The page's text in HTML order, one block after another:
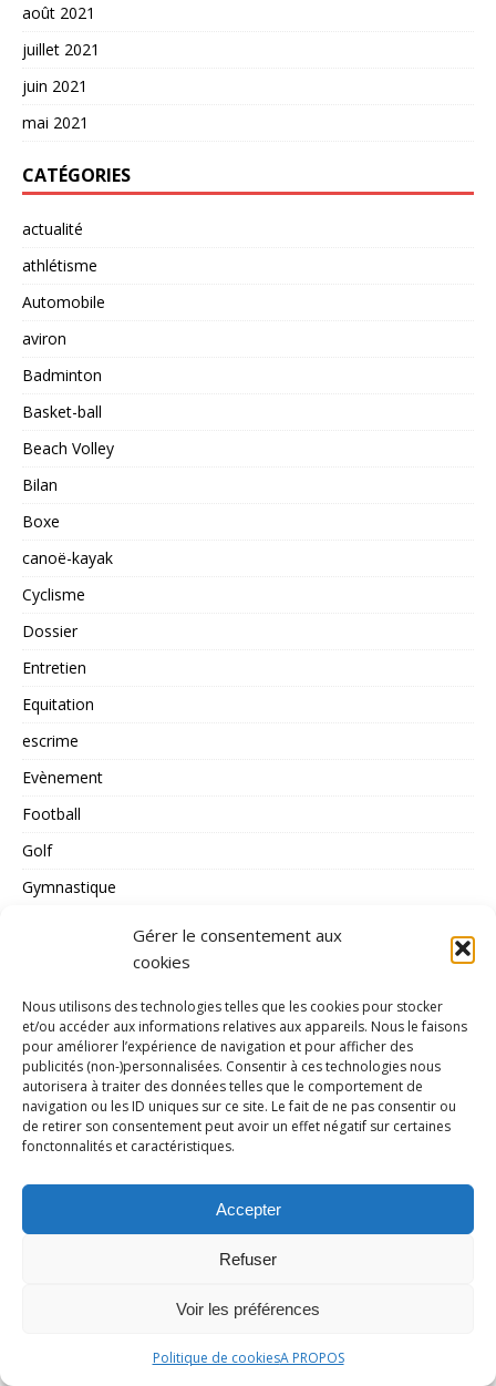
Gérer le consentement aux
cookies
Nous utilisons des technologies telles que les cookies pour stocker
et/ou accéder aux informations relatives aux appareils. Nous le faisons
pour améliorer l’expérience de navigation et pour afficher des
publicités (non-)personnalisées. Consentir à ces technologies nous
autorisera à traiter des données telles que le comportement de
navigation ou les ID uniques sur ce site. Le fait de ne pas consentir ou
de retirer son consentement peut avoir un effet négatif sur certaines
fonctonnalités et caractéristiques.
Accepter
Refuser
Voir les préférences
Politique de cookiesA PROPOS
août 2021
juillet 2021
juin 2021
mai 2021
CATÉGORIES
actualité
athlétisme
Automobile
aviron
Badminton
Basket-ball
Beach Volley
Bilan
Boxe
canoë-kayak
Cyclisme
Dossier
Entretien
Equitation
escrime
Evènement
Football
Golf
Gymnastique
Handisport
Hockey/gazon
Hockey/glace
Inédit
Jeux Olympiques
Jeux paralympiques